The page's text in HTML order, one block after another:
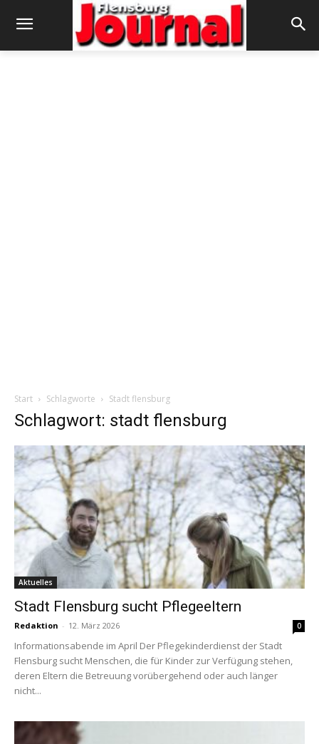
Start Schlagworte Stadt flensburg
Schlagwort: stadt flensburg
Aktuelles
Stadt Flensburg sucht Pflegeeltern
Redaktion - 12. März 2026 0
Informationsabende im April Der Pflegekinderdienst der Stadt
Flensburg sucht Menschen, die für Kinder zur Verfügung stehen,
deren Eltern die Betreuung vorübergehend oder auch länger
nicht...